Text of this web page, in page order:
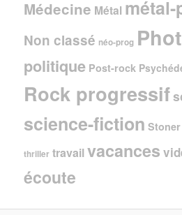
Médecine Métal
Non classé néo-prog
politique Post-rock
Rock progressif
science-fiction Stoner
thriller travail vacances
écoute